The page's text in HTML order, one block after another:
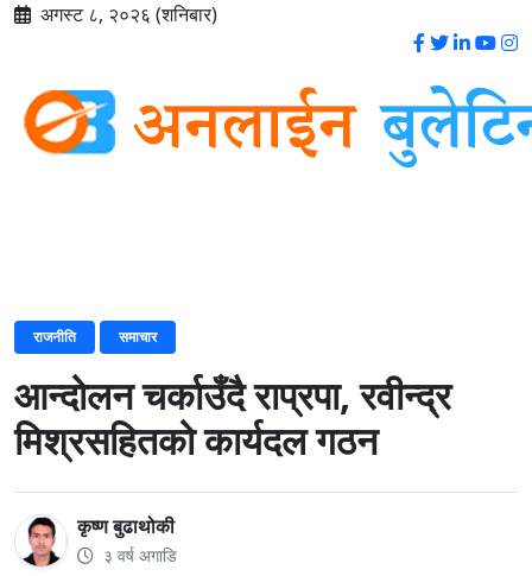
अगस्ट ८, २०२६ (शनिबार)
राजनीति समाचार
आन्दोलन चर्काउँदै राप्रपा, रवीन्द्र
मिश्रसहितको कार्यदल गठन
कृष्ण बुढाथोकी
३ वर्ष अगाडि